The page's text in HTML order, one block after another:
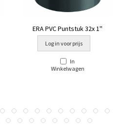
ERA PVC Puntstuk 32x 1''
Log in voor prijs
In
Winkelwagen